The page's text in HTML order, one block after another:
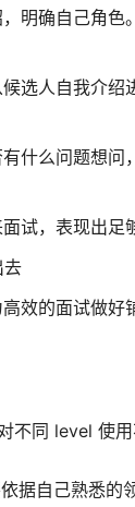
明确自己角色
选人自我介绍
什么问题想问
试，表现出足
去
效的面试做好
不同 level 使用
据自己熟悉的